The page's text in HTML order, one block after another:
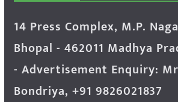
14 Press Complex, M.P.
Bhopal - 462011 Madhya
- Advertisement Enquiry:
Bondriya, +91 9826021837